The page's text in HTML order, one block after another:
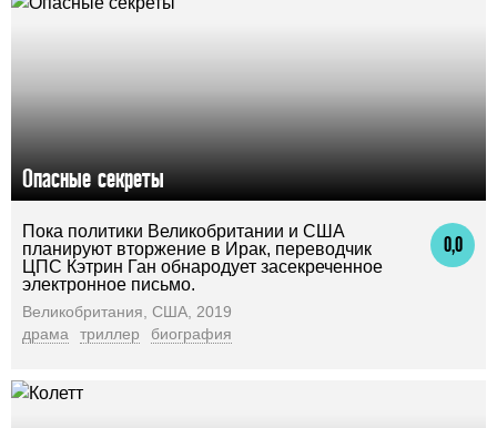
Опасные секреты
0,0
Пока политики Великобритании и США
планируют вторжение в Ирак, переводчик
ЦПС Кэтрин Ган обнародует засекреченное
электронное письмо.
Великобритания, США, 2019
драма
триллер биография